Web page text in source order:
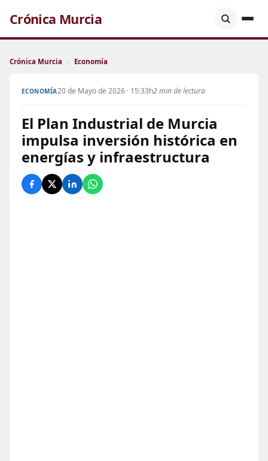
Crónica Murcia
Crónica Murcia › Economía
ECONOMÍA20 de Mayo de 2026 · 15:33h2 min de lectura
El Plan Industrial de Murcia
impulsa inversión histórica en
energías y infraestructura